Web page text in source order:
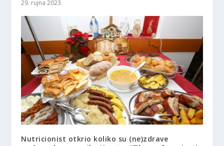
29. rujna 2023.
Nutricionist otkrio koliko su (ne)zdrave